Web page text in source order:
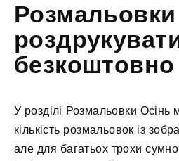
Розмальовки
У розділі Розмальовки Осінь
кількість розмальовок із
але для багатьох трохи